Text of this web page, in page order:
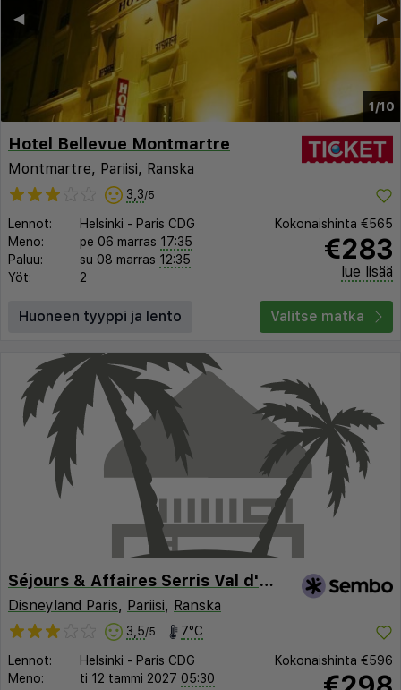
1/10
▶︎
◀︎
Hotel Bellevue Montmartre
Montmartre, Pariisi, Ranska
3,3/5
Lennot: Helsinki - Paris CDG
Meno:
pe 06 marras 17:35
Paluu:
su 08 marras 12:35
Yöt:
2
Kokonaishinta €565
€283
lue lisää
Huoneen tyyppi ja lento Valitse matka
Séjours & Affaires Serris Val d'Europe Rive Gauche
Disneyland Paris, Pariisi, Ranska
3,5/5 7°C
Lennot: Helsinki - Paris CDG
Meno:
ti 12 tammi 2027 05:30
Kokonaishinta €596